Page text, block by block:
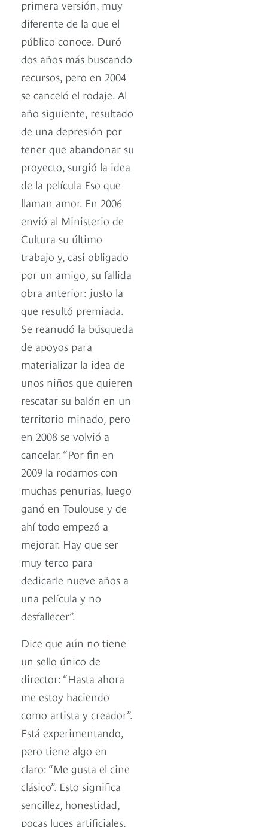
primera versión, muy
diferente de la que el
público conoce. Duró
dos años más buscando
recursos, pero en 2004
se canceló el rodaje. Al
año siguiente, resultado
de una depresión por
tener que abandonar su
proyecto, surgió la idea
de la película Eso que
llaman amor. En 2006
envió al Ministerio de
Cultura su último
trabajo y, casi obligado
por un amigo, su fallida
obra anterior: justo la
que resultó premiada.
Se reanudó la búsqueda
de apoyos para
materializar la idea de
unos niños que quieren
rescatar su balón en un
territorio minado, pero
en 2008 se volvió a
cancelar. “Por fin en
2009 la rodamos con
muchas penurias, luego
ganó en Toulouse y de
ahí todo empezó a
mejorar. Hay que ser
muy terco para
dedicarle nueve años a
una película y no
desfallecer”.
Dice que aún no tiene
un sello único de
director: “Hasta ahora
me estoy haciendo
como artista y creador”.
Está experimentando,
pero tiene algo en
claro: “Me gusta el cine
clásico”. Esto significa
sencillez, honestidad,
pocas luces artificiales,